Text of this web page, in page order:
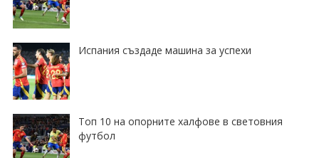
Испания създаде машина за успехи
Топ 10 на опорните халфове в световния
футбол